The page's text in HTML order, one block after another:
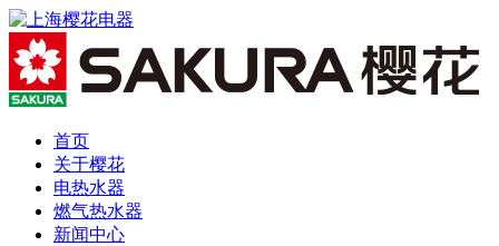
首页
关于樱花
电热水器
燃气热水器
新闻中心